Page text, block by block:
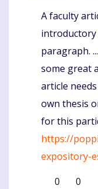
Komentaras
A faculty
introductory
paragraph.
some great
article
own thesis
for this
https://
expository-
0
0